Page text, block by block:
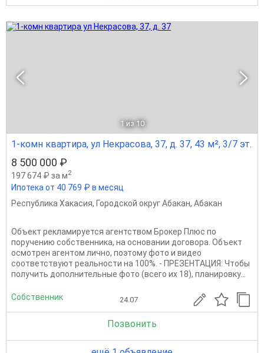
1 из 10
1-комн квартира, ул Некрасова, 37, д. 37, 43 м², 3/7 эт.
8 500 000 ₽
197 674 ₽ за м2
Ипотека от 40 769 ₽ в месяц
Республика Хакасия, Городской округ Абакан, Абакан
Объект рекламируется агентством Брокер Плюс по
поручению собственника, на основании договора. Объект
осмотрен агентом лично, поэтому фото и видео
соответствуют реальности на 100%. - ПРЕЗЕНТАЦИЯ: Чтобы
получить дополнительные фото (всего их 18), планировку...
Собственник 24.07
Позвонить